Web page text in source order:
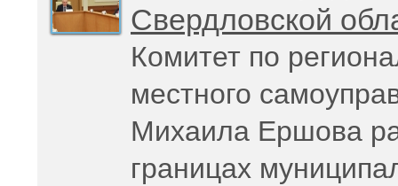
Свердловской
Комитет по
местного
Михаила Ершова
границах